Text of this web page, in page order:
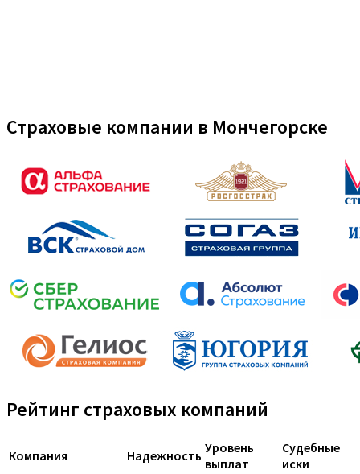
Страховые компании в Мончегорске
Рейтинг страховых компаний
Компания Надежность Уровень
выплат
Судебные
иски